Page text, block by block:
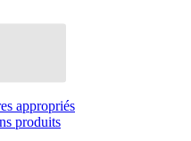
appropriés
produits